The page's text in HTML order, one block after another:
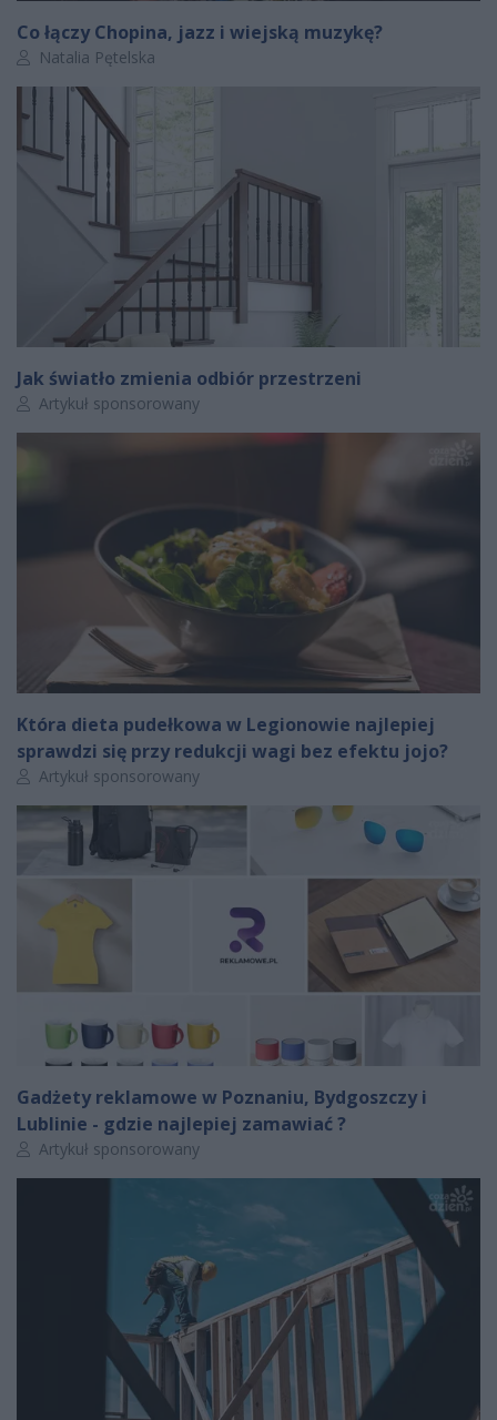
Co łączy Chopina, jazz i wiejską muzykę?
Autor artykułu:
Natalia Pętelska
Jak światło zmienia odbiór przestrzeni
Autor artykułu:
Artykuł sponsorowany
Która dieta pudełkowa w Legionowie najlepiej
sprawdzi się przy redukcji wagi bez efektu jojo?
Autor artykułu:
Artykuł sponsorowany
Gadżety reklamowe w Poznaniu, Bydgoszczy i
Lublinie - gdzie najlepiej zamawiać ?
Autor artykułu:
Artykuł sponsorowany